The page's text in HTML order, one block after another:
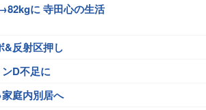
に 寺田心の生活
&反射区押し
D不足に
庭内別居へ